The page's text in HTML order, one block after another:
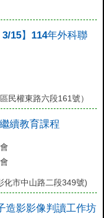
3/15】114年外科聯
民權東路六段161號）
續教育課程
化市中山路二段349號)
造影影像判讀工作坊